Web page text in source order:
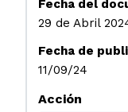
29 de Abril
11/09/24